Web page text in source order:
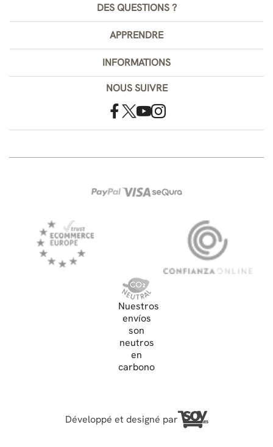
DES QUESTIONS ?
APPRENDRE
INFORMATIONS
NOUS SUIVRE
Nuestros
envíos
son
neutros
en
carbono
Développé et designé par